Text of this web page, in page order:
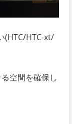
(HTC/HTC-xt/
空間を確保し